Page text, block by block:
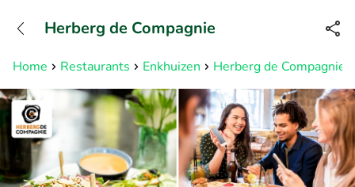
Bereikbaar tot 23:00 uur
Home Restaurants Enkhuizen Herberg de Compagnie
Herberg de Compagnie